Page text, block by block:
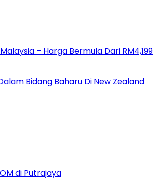
– Harga Bermula Dari RM4,199
Bidang Baharu Di New Zealand
di Putrajaya